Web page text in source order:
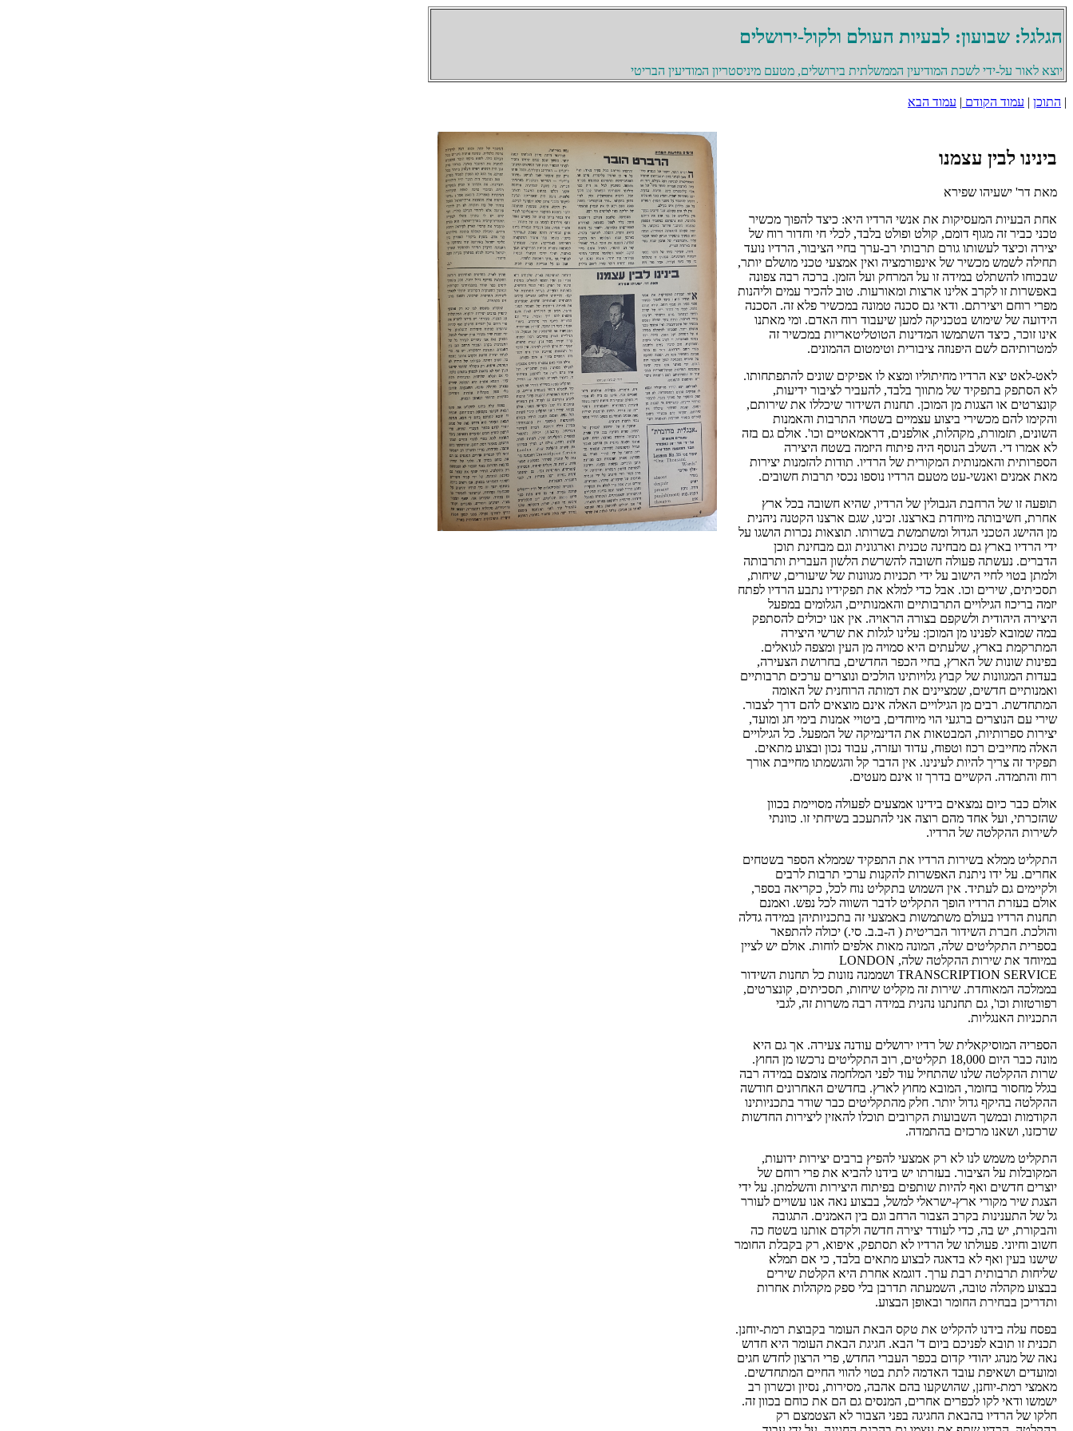
הגלגל: שבועון: לבעיות העולם ולקול-ירושלים
יוצא לאור על-ידי לשכת המודיעין הממשלתית בירושלים, מטעם מיניסטריון המודיעין הבריטי
| התוכן | עמוד הקודם | עמוד הבא
בינינו לבין עצמנו
מאת דר' ישעיהו שפירא
אחת הבעיות המעסיקות את אנשי הרדיו היא: כיצד להפוך מכשיר
טכני כביר זה מגוף דומם, קולט ופולט בלבד, לכלי חי וחדור רוח של
יצירה וכיצד לעשותו גורם תרבותי רב-ערך בחיי הציבור, הרדיו נועד
תחילה לשמש מכשיר של אינפורמציה ואין אמצעי טכני מושלם יותר,
שבכוחו להשתלט במידה זו על המרחק ועל הזמן. ברכה רבה צפונה
באפשרות זו לקרב אלינו ארצות ומאורעות. טוב להכיר עמים וליהנות
מפרי רוחם ויצירתם. ודאי גם סכנה טמונה במכשיר פלא זה. הסכנה
הידועה של שימוש בטכניקה למען שיעבוד רוח האדם. ומי מאתנו
אינו זוכר, כיצד השתמשו המדינות הטוטליטאריות במכשיר זה
למטרותיהם לשם היפנוזה ציבורית וטימטום ההמונים.
לאט-לאט יצא הרדיו מחיתוליו ומצא לו אפיקים שונים להתפתחותו.
לא הסתפק בתפקיד של מתווך בלבד, להעביר לציבור ידיעות,
קונצרטים או הצגות מן המוכן. תחנות השידור שיכללו את שירותם,
והקימו להם מכשירי ביצוע עצמיים בשטחי התרבות והאמנות
השונים, תזמורת, מקהלות, אולפנים, דראמאטיים וכו'. אולם גם בזה
לא אמרו די. השלב הנוסף היה פיתוח היזמה בשטח היצירה
הספרותית והאמנותית המקורית של הרדיו. תודות להזמנות יצירות
מאת אמנים ואנשי-עט מטעם הרדיו נוספו נכסי תרבות חשובים.
תופעה זו של הרחבת הגבולין של הרדיו, שהיא חשובה בכל ארץ
אחרת, חשיבותה מיוחדת בארצנו. זכינו, שגם ארצנו הקטנה ניהנית
מן ההישג הטכני הגדול ומשתמשת בשרותו. תוצאות נכרות הושגו על
ידי הרדיו בארץ גם מבחינה טכנית וארגונית וגם מבחינת תוכן
הדברים. נעשתה פעולה חשובה להשרשת הלשון העברית ותרבותה
ולמתן בטוי לחיי הישוב על ידי תכניות מגוונות של שיעורים, שיחות,
תסכיתים, שירים וכו. אבל כדי למלא את תפקידיו נתבע הרדיו לפתח
יזמה בריכוז הגילויים התרבותיים והאמנותיים, הגלומים במפעל
היצירה היהודית ולשקפם בצורה הראויה. אין אנו יכולים להסתפק
במה שמובא לפנינו מן המוכן: עלינו לגלות את שרשי היצירה
המתרקמת בארץ, שלעתים היא סמויה מן העין ומצפה לגואלים.
בפינות שונות של הארץ, בחיי הכפר החדשים, בחרושת הצעירה,
בעדות המגוונות של קבוץ גלויותינו הולכים ונוצרים ערכים תרבותיים
ואמנותיים חדשים, שמציינים את דמותה הרוחנית של האומה
המתחדשת. רבים מן הגילויים האלה אינם מוצאים להם דרך לצבור.
שירי עם הנוצרים ברגעי הוי מיוחדים, ביטויי אמנות בימי חג ומועד,
יצירות ספרותיות, המבטאות את הדינמיקה של המפעל. כל הגילויים
האלה מחייבים רכוז וטפוח, עדוד ועזרה, עבוד נכון ובצוע מתאים.
תפקיד זה צריך להיות לעינינו. אין הדבר קל והגשמתו מחייבת אורך
רוח והתמדה. הקשיים בדרך זו אינם מעטים.
אולם כבר כיום נמצאים בידינו אמצעים לפעולה מסויימת בכוון
שהזכרתי, ועל אחד מהם רוצה אני להתעכב בשיחתי זו. כוונתי
לשירות ההקלטה של הרדיו.
התקליט ממלא בשירות הרדיו את התפקיד שממלא הספר בשטחים
אחרים. על ידו ניתנת האפשרות להקנות ערכי תרבות לרבים
ולקיימים גם לעתיד. אין השמוש בתקליט נוח לכל, כקריאה בספר,
אולם בעזרת הרדיו הופך התקליט לדבר השווה לכל נפש. ואמנם
תחנות הרדיו בעולם משתמשות באמצעי זה בתכניותיהן במידה גדלה
והולכת. חברת השידור הבריטית ( ה-ב.ב. סי.) יכולה להתפאר
בספרית התקליטים שלה, המונה מאות אלפים לוחות. אולם יש לציין
במיוחד את שירות ההקלטה שלה, LONDON
TRANSCRIPTION SERVICE ושממנה נזונות כל תחנות השידור
בממלכה המאוחדת. שירות זה מקליט שיחות, תסכיתים, קונצרטים,
רפורטזות וכו', גם תחנתנו נהנית במידה רבה משרות זה, לגבי
התכניות האנגליות.
הספריה המוסיקאלית של רדיו ירושלים עודנה צעירה. אך גם היא
מונה כבר היום 18,000 תקליטים, רוב התקליטים נרכשו מן החוץ.
שרות ההקלטה שלנו שהתחיל עוד לפני המלחמה צומצם במידה רבה
בגלל מחסור בחומר, המובא מחוץ לארץ. בחדשים האחרונים חודשה
ההקלטה בהיקף גדול יותר. חלק מהתקליטים כבר שודר בתכניותינו
הקודמות ובמשך השבועות הקרובים תוכלו להאזין ליצירות החדשות
שרכזנו, ושאנו מרכזים בהתמדה.
התקליט משמש לנו לא רק אמצעי להפיץ ברבים יצירות ידועות,
המקובלות על הציבור. בעזרתו יש בידנו להביא את פרי רוחם של
יוצרים חדשים ואף להיות שותפים בפיתוח היצירות והשלמתן. על ידי
הצגת שיר מקורי ארץ-ישראלי למשל, בבצוע נאה אנו עשויים לעורר
גל של התענינות בקרב הצבור הרחב וגם בין האמנים. התגובה
והבקורת, יש בה, כדי לעודד יצירה חדשה ולקדם אותנו בשטח כה
חשוב וחיוני. פעולתו של הרדיו לא תסתפק, איפוא, רק בקבלת החומר
שישנו בעין ואף לא בדאגה לבצוע מתאים בלבד, כי אם תמלא
שליחות תרבותית רבת ערך. דוגמא אחרת היא הקלטת שירים
בבצוע מקהלה טובה, השמעתה תדרבן בלי ספק מקהלות אחרות
ותדריכן בבחירת החומר ובאופן הבצוע.
בפסח עלה בידנו להקליט את טקס הבאת העומר בקבוצת רמת-יוחנן.
תכנית זו תובא לפניכם ביום ד' הבא. חגיגת הבאת העומר היא חדוש
נאה של מנהג יהודי קדום בכפר העברי החדש, פרי הרצון לחדש חגים
ומועדים ושאיפת עובד האדמה לתת בטוי להווי החיים המתחדשים.
מאמצי רמת-יוחנן, שהושקעו בהם אהבה, מסירות, נסיון וכשרון רב
ישמשו ודאי לקו לכפרים אחרים, המנסים גם הם את כוחם בכוון זה.
חלקו של הרדיו בהבאת החגיגה בפני הצבור לא הצטמצם רק